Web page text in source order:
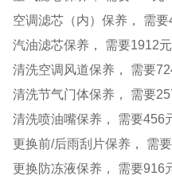
空调滤芯（内）保养， 需要
汽油滤芯保养， 需要1912元
清洗空调风道保养， 需要
清洗节气门体保养， 需要
清洗喷油嘴保养， 需要456
更换前/后雨刮片保养， 需
更换防冻液保养， 需要916